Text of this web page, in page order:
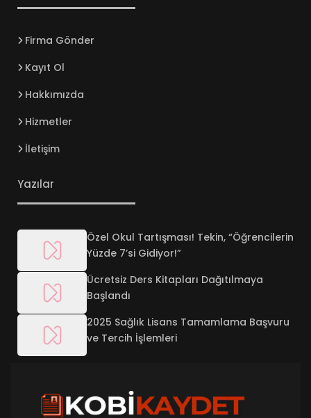
Firma Gönder
Kayıt Ol
Hakkımızda
Hizmetler
İletişim
Yazılar
Özel Okul Tartışması! Tekin, “Öğrencilerin
Yüzde 7’si Gidiyor!”
Ücretsiz Ders Kitapları Dağıtılmaya
Başlandı
2025 Sağlık Lisans Tamamlama Başvuru
ve Tercih İşlemleri